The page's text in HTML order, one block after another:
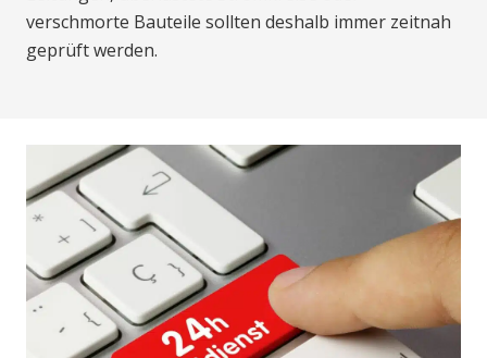
verschmorte Bauteile sollten deshalb immer zeitnah
geprüft werden.